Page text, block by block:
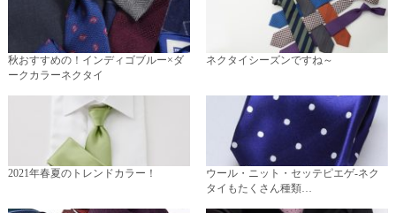
秋おすすめの！インディゴブルー×ダ
ークカラーネクタイ
ネクタイシーズンですね～
2021年春夏のトレンドカラー！
ウール・ニット・セッテピエゲ-ネク
タイもたくさん種類…